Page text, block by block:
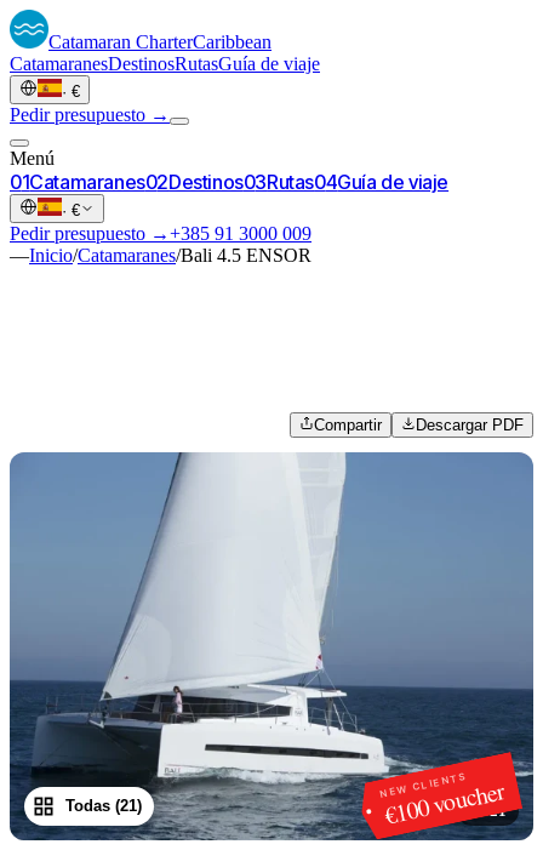
Catamaran CharterCaribbean
CatamaranesDestinosRutasGuía de viaje
· €
Pedir presupuesto →
Menú
01Catamaranes02Destinos03Rutas04Guía de viaje
· €
Pedir presupuesto →+385 91 3000 009
—Inicio/Catamaranes/Bali 4.5 ENSOR
Compartir Descargar PDF
NEW CLIENTS
€100 voucher
1/21
Todas (21)